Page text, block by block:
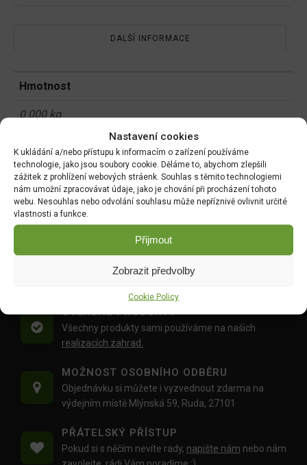
Nastavení cookies
K ukládání a/nebo přístupu k informacím o zařízení používáme
technologie, jako jsou soubory cookie. Děláme to, abychom zlepšili
zážitek z prohlížení webových stráenk. Souhlas s těmito technologiemi
nám umožní zpracovávat údaje, jako je chování při procházení tohoto
webu. Nesouhlas nebo odvolání souhlasu může nepříznivě ovlivnit určité
vlastnosti a funkce.
Přijmout
Zobrazit předvolby
Cookie Policy
DALŠÍ INFORMACE
Hmotnost
0.000 kg
Související produkty:
Doprava objednávek od 1500 Kč,
OVĚŘENÉ PRODUKTY
Všechny produkty sami používáme na našich
realizacích zahrad.
MOŽNOST OSOBNÍHO ODBĚRU
Objednávku si můžete i vyzvednout zdarma na
výdejním místě Mlýnská 59, Ruda, 27101
PŘÁTELSKÝ PŘÍSTUP
Pokud si s něčím nevíte rady, napište nám nebo nám